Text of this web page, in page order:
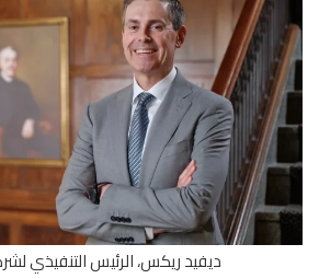
ديفيد ريكس، الرئيس التنفيذي